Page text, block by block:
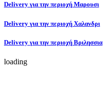
Delivery για την περιοχή Μαρουσι
Delivery για την περιοχή Χαλανδρι
Delivery για την περιοχή Βριλησσια
loading